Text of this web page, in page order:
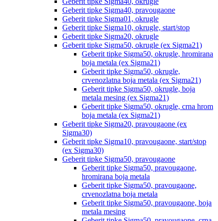
Geberit tipke Sigma40, pravougaone
Geberit tipke Sigma01, okrugle
Geberit tipke Sigma10, okrugle, start/stop
Geberit tipke Sigma20, okrugle
Geberit tipke Sigma50, okrugle (ex Sigma21)
Geberit tipke Sigma50, okrugle, hromirana
boja metala (ex Sigma21)
Geberit tipke Sigma50, okrugle,
crvenozlatna boja metala (ex Sigma21)
Geberit tipke Sigma50, okrugle, boja
metala mesing (ex Sigma21)
Geberit tipke Sigma50, okrugle, crna hrom
boja metala (ex Sigma21)
Geberit tipke Sigma20, pravougaone (ex
Sigma30)
Geberit tipke Sigma10, pravougaone, start/stop
(ex Sigma30)
Geberit tipke Sigma50, pravougaone
Geberit tipke Sigma50, pravougaone,
hromirana boja metala
Geberit tipke Sigma50, pravougaone,
crvenozlatna boja metala
Geberit tipke Sigma50, pravougaone, boja
metala mesing